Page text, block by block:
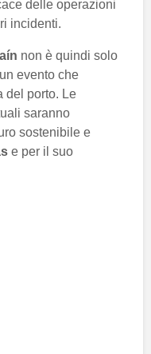
delle operazioni
incidenti.
non è quindi solo
evento che
del porto. Le
saranno
sostenibile e
e per il suo